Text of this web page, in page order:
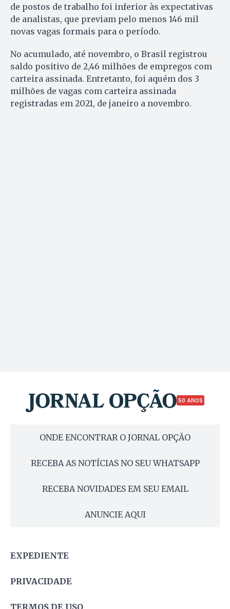
de postos de trabalho foi inferior às expectativas
de analistas, que previam pelo menos 146 mil
novas vagas formais para o período.
No acumulado, até novembro, o Brasil registrou
saldo positivo de 2,46 milhões de empregos com
carteira assinada. Entretanto, foi aquém dos 3
milhões de vagas com carteira assinada
registradas em 2021, de janeiro a novembro.
50 ANOS
ONDE ENCONTRAR O JORNAL OPÇÃO
RECEBA AS NOTÍCIAS NO SEU WHATSAPP
RECEBA NOVIDADES EM SEU EMAIL
ANUNCIE AQUI
EXPEDIENTE
PRIVACIDADE